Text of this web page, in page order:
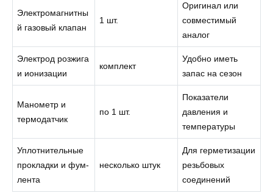
Электромагнитны
й газовый клапан
1 шт.
Оригинал или
совместимый
аналог
Электрод розжига
и ионизации
комплект
Удобно иметь
запас на сезон
Манометр и
термодатчик
по 1 шт.
Показатели
давления и
температуры
Уплотнительные
прокладки и фум-
лента
несколько штук
Для герметизации
резьбовых
соединений